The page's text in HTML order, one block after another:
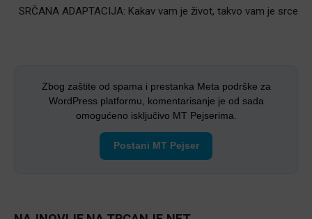
SRČANA ADAPTACIJA: Kakav vam je život, takvo vam je srce
Zbog zaštite od spama i prestanka Meta podrške za
WordPress platformu, komentarisanje je od sada
omogućeno isključivo MT Pejserima.
Postani MT Pejser